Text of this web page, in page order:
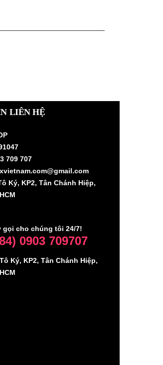
LIÊN HỆ
709 707
Ký, KP2, Tân Chánh Hiệp,
gọi cho chúng tôi 24/7!
0903 709707
Ký, KP2, Tân Chánh Hiệp,